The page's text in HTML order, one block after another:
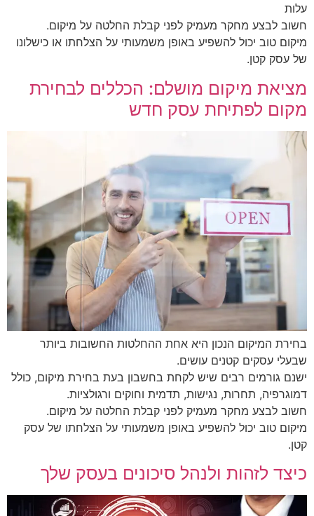
עלות
חשוב לבצע מחקר מעמיק לפני קבלת החלטה על מיקום.
מיקום טוב יכול להשפיע באופן משמעותי על הצלחתו או כישלונו
של עסק קטן.
מציאת מיקום מושלם: הכללים לבחירת
מקום לפתיחת עסק חדש
בחירת המיקום הנכון היא אחת ההחלטות החשובות ביותר
שבעלי עסקים קטנים עושים.
ישנם גורמים רבים שיש לקחת בחשבון בעת בחירת מיקום, כולל
דמוגרפיה, תחרות, נגישות, תדמית וחוקים ורגולציות.
חשוב לבצע מחקר מעמיק לפני קבלת החלטה על מיקום.
מיקום טוב יכול להשפיע באופן משמעותי על הצלחתו של עסק
קטן.
כיצד לזהות ולנהל סיכונים בעסק שלך